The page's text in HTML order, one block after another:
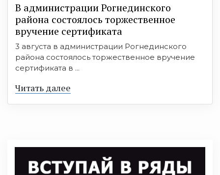
В администрации Рогнединского
района состоялось торжественное
вручение сертификата
3 августа в администрации Рогнединского
района состоялось торжественное вручение
сертификата в ...
Читать далее